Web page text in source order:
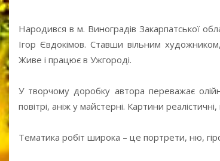
Народився в м. Виноградів Закарпатської
Ігор Євдокімов. Ставши вільним
Живе і працює в Ужгороді.
У творчому доробку автора переважає
повітрі, аніж у майстерні. Картини
Тематика робіт широка – це портрети, ню,